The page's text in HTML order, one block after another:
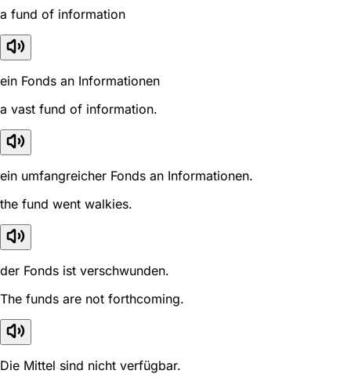
a fund of information
ein Fonds an Informationen
a vast fund of information.
ein umfangreicher Fonds an Informationen.
the fund went walkies.
der Fonds ist verschwunden.
The funds are not forthcoming.
Die Mittel sind nicht verfügbar.